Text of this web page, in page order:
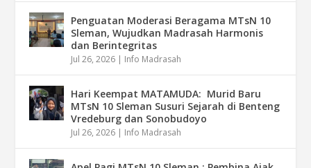
Penguatan Moderasi Beragama MTsN 10
Sleman, Wujudkan Madrasah Harmonis
dan Berintegritas
Jul 26, 2026 | Info Madrasah
Hari Keempat MATAMUDA: Murid Baru
MTsN 10 Sleman Susuri Sejarah di Benteng
Vredeburg dan Sonobudoyo
Jul 26, 2026 | Info Madrasah